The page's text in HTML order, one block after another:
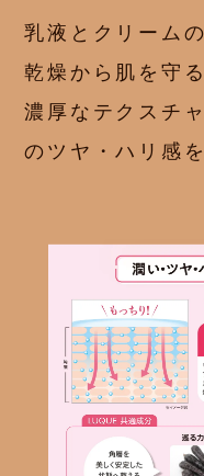
乳液とクリーム
乾燥から肌を守
濃厚なテクスチ
のツヤ・ハリ感